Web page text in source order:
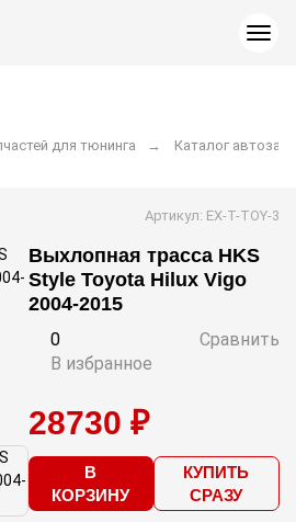
для тюнинга Каталог
Артикул: EX-T-TOY-3
Выхлопная трасса HKS
Style Toyota Hilux Vigo
2004-2015
0
Сравнить
В избранное
28730 ₽
В
КОРЗИНУ
КУПИТЬ
СРАЗУ